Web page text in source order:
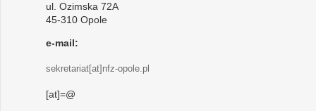
ul. Ozimska 72A
45-310 Opole
e-mail:
sekretariat[at]nfz-opole.pl
[at]=@